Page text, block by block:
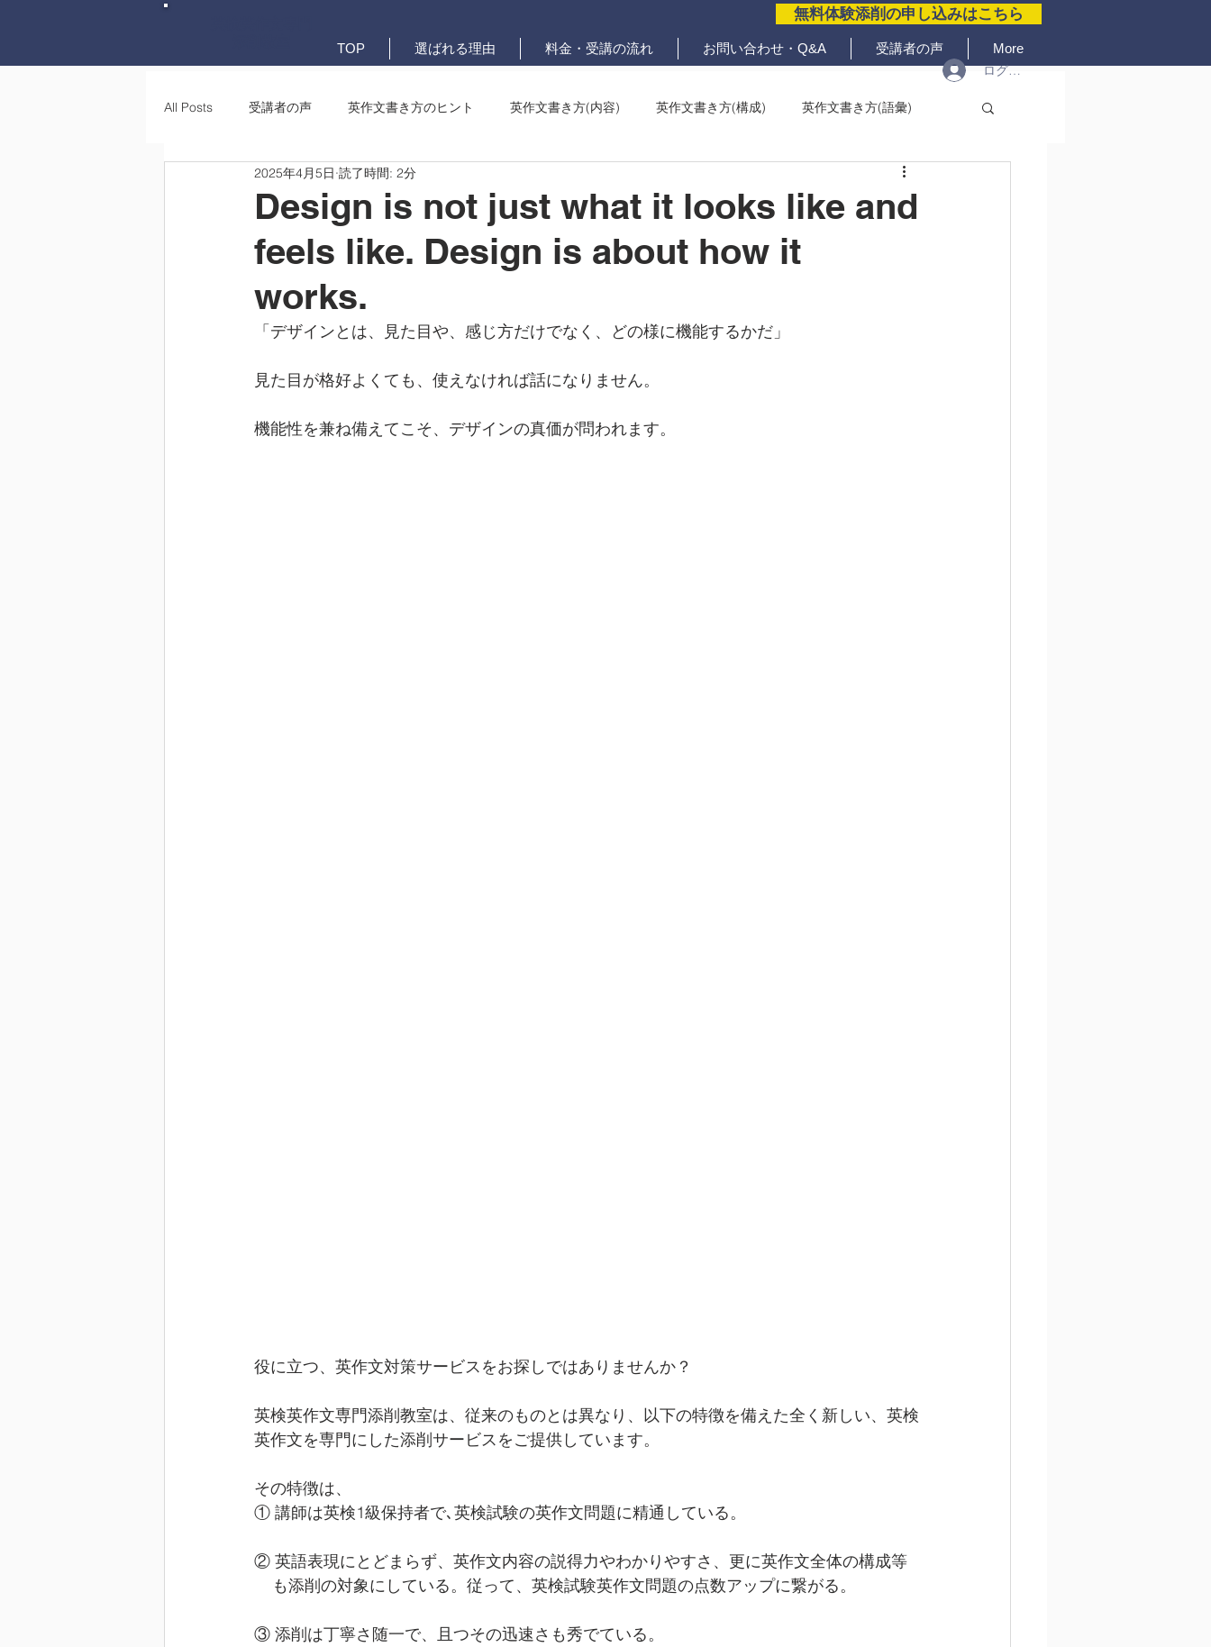
無料体験添削の申し込みはこちら
TOP 選ばれる理由 料金・受講の流れ お問い合わせ・Q&A 受講者の声 More
ログイン
All Posts 受講者の声 英作文書き方のヒント 英作文書き方(内容) 英作文書き方(構成) 英作文書き方(語彙)
英作文書き方(文法) 要約・e-メール問題
Design is not just what it looks like and
feels like. Design is about how it
works.
2025年4月5日 読了時間: 2分
「デザインとは、見た目や、感じ方だけでなく、どの様に機能するかだ」
見た目が格好よくても、使えなければ話になりません。
機能性を兼ね備えてこそ、デザインの真価が問われます。
役に立つ、英作文対策サービスをお探しではありませんか？
英検英作文専門添削教室は、従来のものとは異なり、以下の特徴を備えた全く新しい、英検
英作文を専門にした添削サービスをご提供しています。
その特徴は、
① 講師は英検1級保持者で､英検試験の英作文問題に精通している。
② 英語表現にとどまらず、英作文内容の説得力やわかりやすさ、更に英作文全体の構成等
も添削の対象にしている。従って、英検試験英作文問題の点数アップに繋がる。
③ 添削は丁寧さ随一で、且つその迅速さも秀でている。